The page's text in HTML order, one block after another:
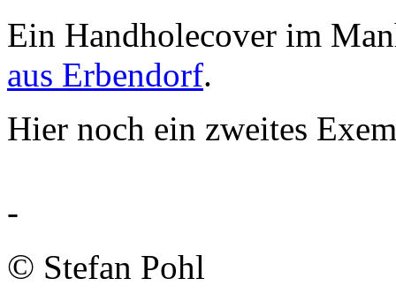
Ein Handholecover im
aus Erbendorf.
Hier noch ein zweites
-
© Stefan Pohl